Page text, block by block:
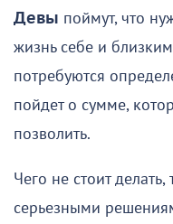
Девы поймут, что
жизнь себе и
потребуются
пойдет о сумме,
позволить.
Чего не стоит делать,
серьезными